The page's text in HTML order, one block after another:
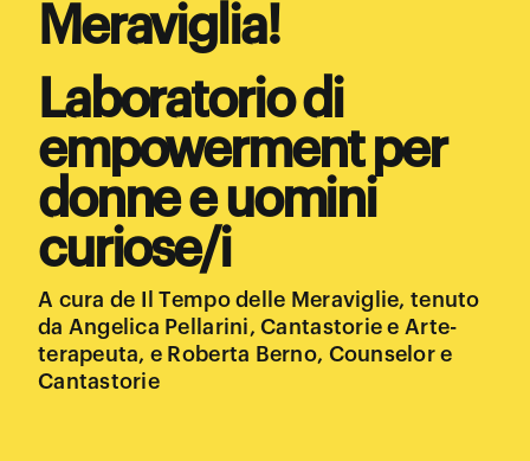
Meraviglia!
Laboratorio di
empowerment per
donne e uomini
curiose/i
A cura de Il Tempo delle Meraviglie, tenuto
da Angelica Pellarini, Cantastorie e Arte-
terapeuta, e Roberta Berno, Counselor e
Cantastorie